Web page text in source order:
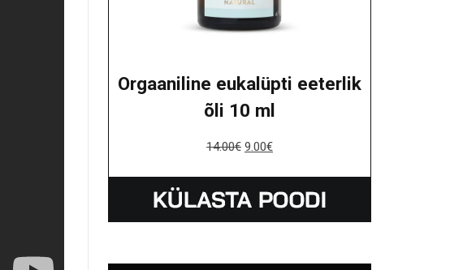
Orgaaniline eukalüpti eeterlik
õli 10 ml
14.00€ 9.00€